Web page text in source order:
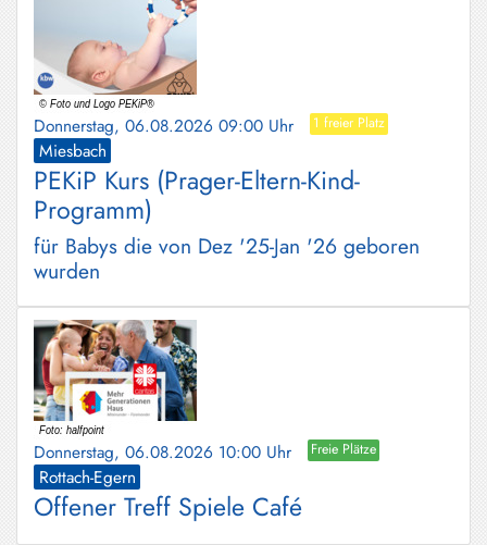
Donnerstag, 06.08.2026 09:00 Uhr 1 freier Platz
Miesbach
PEKiP Kurs (Prager-Eltern-Kind-
Programm)
für Babys die von Dez '25-Jan '26 geboren
wurden
Donnerstag, 06.08.2026 10:00 Uhr Freie Plätze
Rottach-Egern
Offener Treff Spiele Café
Leitzachtal
Miesbach
Neuhaus
Niklasreuth
Otterfing
Rottach-
Schaftlach
/
Waakirchen
Schliersee
Tegernsee
Warngau